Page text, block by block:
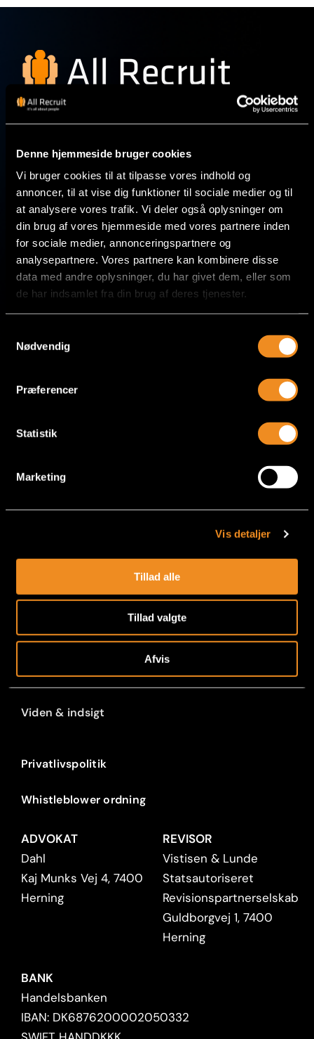
Denne hjemmeside bruger cookies
Vi bruger cookies til at tilpasse vores indhold og
annoncer, til at vise dig funktioner til sociale medier og til
at analysere vores trafik. Vi deler også oplysninger om
din brug af vores hjemmeside med vores partnere inden
for sociale medier, annonceringspartnere og
analysepartnere. Vores partnere kan kombinere disse
data med andre oplysninger, du har givet dem, eller som
de har indsamlet fra din brug af deres tjenester.
Nødvendig
Præferencer
Statistik
Marketing
Vis detaljer
Tillad alle
Tillad valgte
Afvis
KØBENHAVN
Vibeholms Allé 25, 2605 Brøndby
SILKEBORG
Sommervej 50, 25, 8600 Silkeborg
HERNING
Hi-Park 411, 7400 Herning
CVR nr. 36 89 37 53
For medarbejdere
Employer Branding
Om All Recruit
Viden & indsigt
Privatlivspolitik
Whistleblower ordning
BANK
Handelsbanken
IBAN: DK6876200002050332
ADVOKAT
Dahl
Kaj Munks Vej 4, 7400
Herning
REVISOR
Vistisen & Lunde
Statsautoriseret
Revisionspartnerselskab
Guldborgvej 1, 7400
Herning